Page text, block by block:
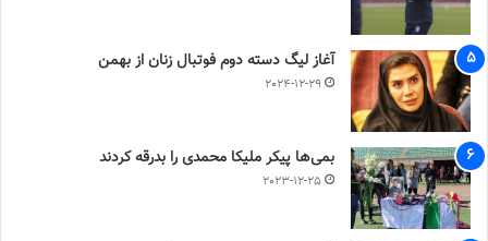
آغاز لیگ دسته دوم فوتبال زنان از بهمن
2024-12-29
بمی‌ها پیکر ملیکا محمدی را بدرقه کردند
2023-12-25